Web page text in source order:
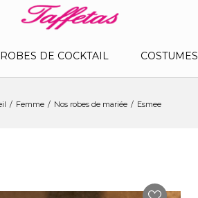
ROBES DE COCKTAIL COSTUMES
Femme Nos robes de mariée Esmee